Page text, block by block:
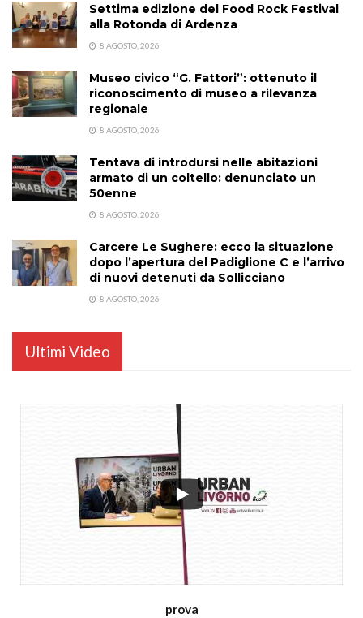
Settima edizione del Food Rock Festival
alla Rotonda di Ardenza
8 AGOSTO, 2026
Museo civico “G. Fattori”: ottenuto il
riconoscimento di museo a rilevanza
regionale
8 AGOSTO, 2026
Tentava di introdursi nelle abitazioni
armato di un coltello: denunciato un
50enne
8 AGOSTO, 2026
Carcere Le Sughere: ecco la situazione
dopo l’apertura del Padiglione C e l’arrivo
di nuovi detenuti da Sollicciano
8 AGOSTO, 2026
Ultimi Video
prova